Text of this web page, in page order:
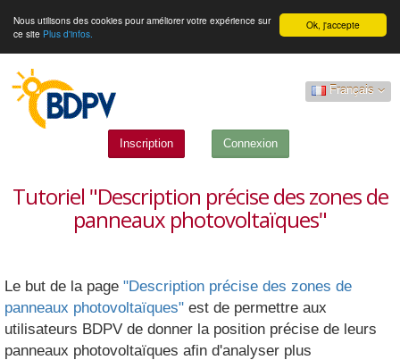
Ok, j'accepte
Nous utilisons des cookies pour améliorer votre expérience sur
ce site Plus d'infos.
Français
Inscription Connexion
Tutoriel "Description précise des zones de
panneaux photovoltaïques"
Le but de la page "Description précise des zones de
panneaux photovoltaïques" est de permettre aux
utilisateurs BDPV de donner la position précise de leurs
panneaux photovoltaïques afin d'analyser plus